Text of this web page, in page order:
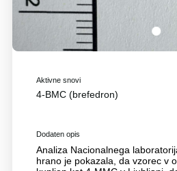
1
Aktivne snovi
4-BMC (brefedron)
Dodaten opis
Analiza Nacionalnega
hrano je pokazala, da vzorec v